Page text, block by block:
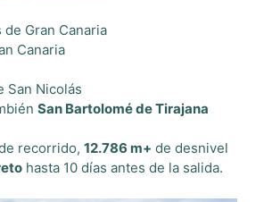
de Gran Canaria
Canaria
San Nicolás
San Bartolomé de Tirajana
recorrido, 12.786 m+ de desnivel
hasta 10 días antes de la salida.